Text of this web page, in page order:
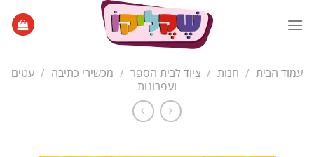
עמוד הבית / חנות / ציוד לבית הספר / מכשירי כתיבה / עטים
ועפרונות